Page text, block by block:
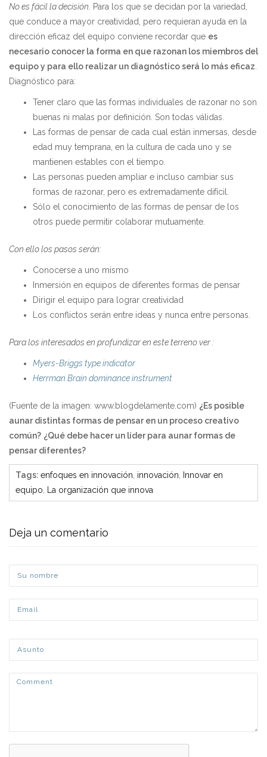
No es fácil la decisión.
Para los que se decidan por la variedad,
que conduce a mayor creatividad, pero requieran ayuda en la
dirección eficaz del equipo conviene recordar que es
necesario conocer la forma en que razonan los miembros del
equipo y para ello realizar un diagnóstico será lo más eficaz
Diagnóstico para:
Tener claro que las formas individuales de razonar no son
buenas ni malas por definición. Son todas válidas.
Las formas de pensar de cada cual están inmersas, desde
edad muy temprana, en la cultura de cada uno y se
mantienen estables con el tiempo.
Las personas pueden ampliar e incluso cambiar sus
formas de razonar, pero es extremadamente difícil.
Sólo el conocimiento de las formas de pensar de los
otros puede permitir colaborar mutuamente.
Con ello los pasos serán:
Conocerse a uno mismo
Inmersión en equipos de diferentes formas de pensar
Dirigir el equipo para lograr creatividad
Los conflictos serán entre ideas y nunca entre personas.
Para los interesados en profundizar en este terreno ver :
Myers-Briggs type indicator
Herrman Brain dominance instrument
(Fuente de la imagen: www.blogdelamente.com) ¿Es posible
aunar distintas formas de pensar en un proceso creativo
común? ¿Qué debe hacer un líder para aunar formas de
pensar diferentes?
Tags: enfoques en innovación innovación
Innovar en
equipo
La organización que innova
Deja un comentario